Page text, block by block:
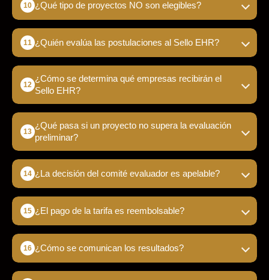
¿Qué tipo de proyectos NO son elegibles?
¿Quién evalúa las postulaciones al Sello EHR?
¿Cómo se determina qué empresas recibirán el
Sello EHR?
¿Qué pasa si un proyecto no supera la evaluación
preliminar?
¿La decisión del comité evaluador es apelable?
¿El pago de la tarifa es reembolsable?
¿Cómo se comunican los resultados?